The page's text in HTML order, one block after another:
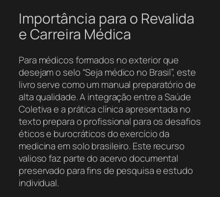
Importância para o Revalida
e Carreira Médica
Para médicos formados no exterior que
desejam o selo “Seja médico no Brasil”, este
livro serve como um manual preparatório de
alta qualidade. A integração entre a Saúde
Coletiva e a prática clínica apresentada no
texto prepara o profissional para os desafios
éticos e burocráticos do exercício da
medicina em solo brasileiro. Este recurso
valioso faz parte do acervo documental
preservado para fins de pesquisa e estudo
individual.